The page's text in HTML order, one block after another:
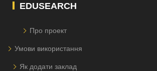
EDUSEARCH
Про проект
Умови використання
Як додати заклад